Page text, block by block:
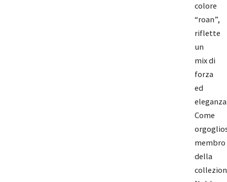
colore
“roan”,
riflette
un
mix di
forza
ed
Come
membro
della